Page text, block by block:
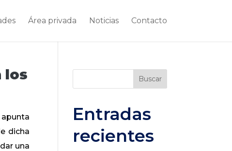
Área privada Noticias Contacto
los
dicha
una
Buscar
Entradas
recientes